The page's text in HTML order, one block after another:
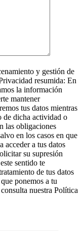
y gestión de
resumida: En
la información
mantener
tus datos mientras
de dicha actividad o
las obligaciones
en los casos en que
acceder a tus datos
su supresión
sentido te
de tus datos
ponemos a tu
nuestra Política